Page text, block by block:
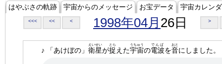
はやぶさの軌跡 宇宙からのメッセージ お宝データ 宇宙カレン
<<< << < 1998年04月 26日 >
♪ 「あけぼの」 衛星
えいせい
が捉
とら
えた宇宙
うちゅう
の電波
でんぱ
を音
おと
にしました。